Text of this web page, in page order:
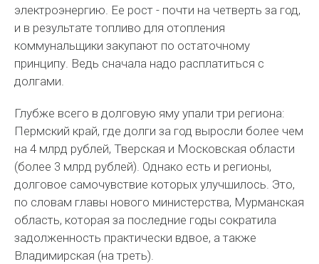
электроэнергию. Ее рост - почти на четверть за год,
и в результате топливо для отопления
коммунальщики закупают по остаточному
принципу. Ведь сначала надо расплатиться с
долгами.
Глубже всего в долговую яму упали три региона:
Пермский край, где долги за год выросли более чем
на 4 млрд рублей, Тверская и Московская области
(более 3 млрд рублей). Однако есть и регионы,
долговое самочувствие которых улучшилось. Это,
по словам главы нового министерства, Мурманская
область, которая за последние годы сократила
задолженность практически вдвое, а также
Владимирская (на треть).